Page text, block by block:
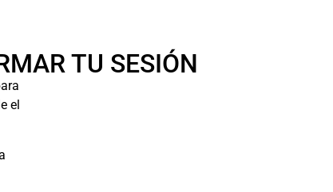
TU SESIÓN
el